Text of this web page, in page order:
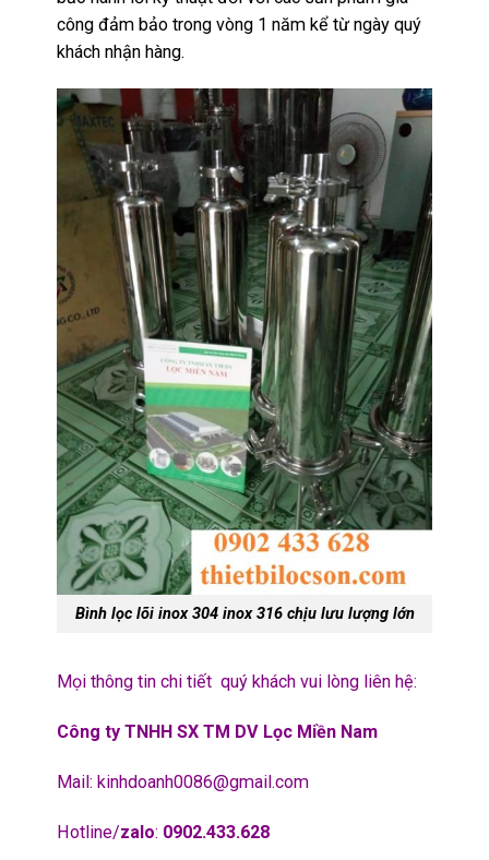
công đảm bảo trong vòng 1 năm kể từ ngày quý
khách nhận hàng.
Bình lọc lõi inox 304 inox 316 chịu lưu lượng lớn
Mọi thông tin chi tiết quý khách vui lòng liên hệ:
Công ty TNHH SX TM DV Lọc Miền Nam
Mail:kinhdoanh0086@gmail.com
Hotline/zalo: 0902.433.628